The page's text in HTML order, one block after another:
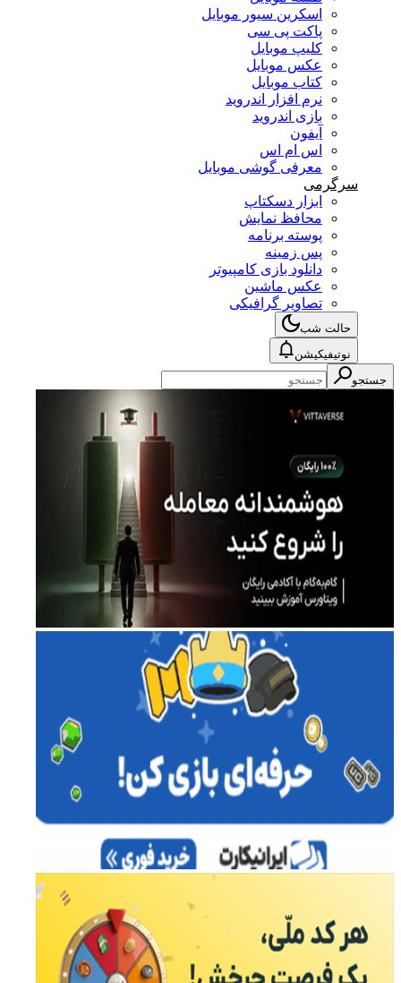
اسکرین سیور موبایل
پاکت پی سی
کلیپ موبایل
عکس موبایل
کتاب موبایل
نرم افزار اندروید
بازی اندروید
آیفون
اس ام اس
معرفی گوشی موبایل
سرگرمی
ابزار دسکتاپ
محافظ نمایش
پوسته برنامه
پس زمینه
دانلود بازی کامپیوتر
عکس ماشین
تصاویر گرافیکی
حالت شب
نوتیفیکیشن
جستجو